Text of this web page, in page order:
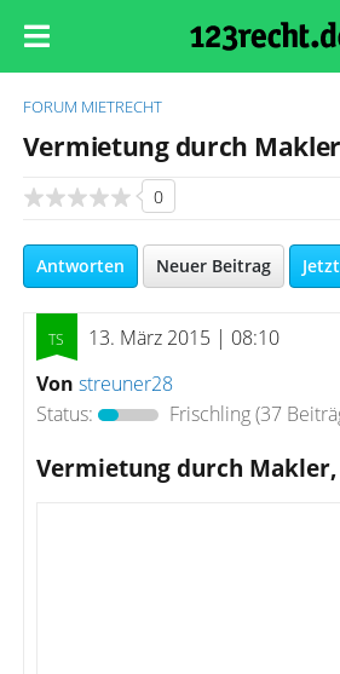
FORUM MIETRECHT
Vermietung durch
0
Antworten Neuer Beitrag
13. März 2015 | 08:10
Von streuner28
Status:
Frischling(37
Vermietung durch